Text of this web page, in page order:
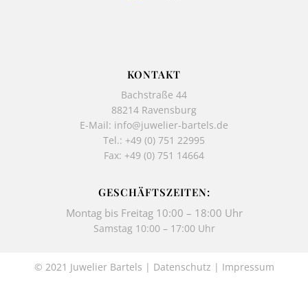
k
-
f
a
KONTAKT
Bachstraße 44
88214 Ravensburg
E-Mail: info@juwelier-bartels.de
Tel.: +49 (0) 751 22995
Fax: +49 (0) 751 14664
GESCHÄFTSZEITEN:
Montag bis Freitag 10:00 – 18:00 Uhr
Samstag 10:00 – 17:00 Uhr
© 2021 Juwelier Bartels | Datenschutz | Impressum